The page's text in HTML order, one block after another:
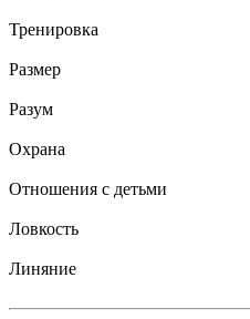
Тренировка
Размер
Разум
Охрана
Отношения с детьми
Ловкость
Линяние